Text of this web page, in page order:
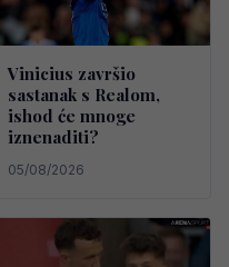
Vinicius završio
sastanak s Realom,
ishod će mnoge
iznenaditi?
05/08/2026